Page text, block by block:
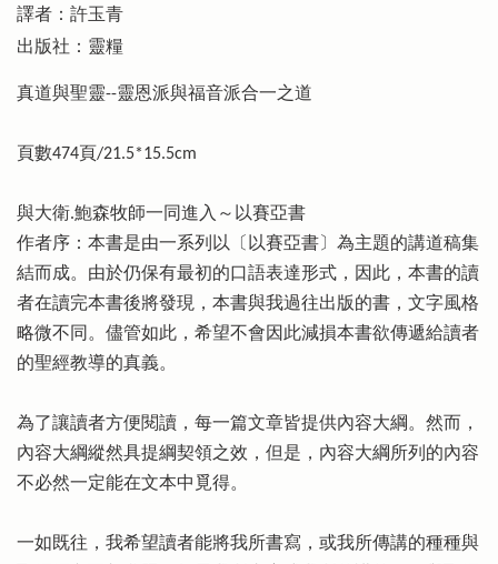
譯者：許玉青
出版社：靈糧
真道與聖靈--靈恩派與福音派合一之道
頁數474頁/21.5*15.5cm
與大衛.鮑森牧師一同進入～以賽亞書
作者序：本書是由一系列以〔以賽亞書〕為主題的講道稿集
結而成。由於仍保有最初的口語表達形式，因此，本書的讀
者在讀完本書後將發現，本書與我過往出版的書，文字風格
略微不同。儘管如此，希望不會因此減損本書欲傳遞給讀者
的聖經教導的真義。
為了讓讀者方便閱讀，每一篇文章皆提供內容大綱。然而，
內容大綱縱然具提綱契領之效，但是，內容大綱所列的內容
不必然一定能在文本中覓得。
一如既往，我希望讀者能將我所書寫，或我所傳講的種種與